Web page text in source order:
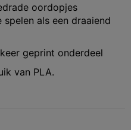
oordopjes
als een draaiend
geprint onderdeel
van PLA.